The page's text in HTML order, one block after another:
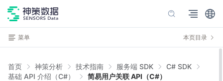
菜单 本页目录
首页 神策分析 技术指南 服务端 SDK
C# SDK
基础 API 介绍（C#）
简易用户关联 API（C#）